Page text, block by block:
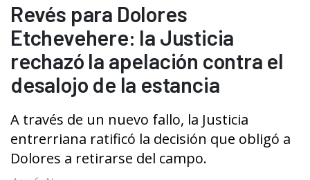
Revés para Dolores
Etchevehere: la Justicia
rechazó la apelación contra el
desalojo de la estancia
A través de un nuevo fallo, la Justicia
entrerriana ratificó la decisión que obligó a
Dolores a retirarse del campo.